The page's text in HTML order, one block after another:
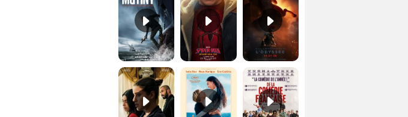
Le Triangle d'or Bande-annonce VF De la Comédie-Française Teaser VF